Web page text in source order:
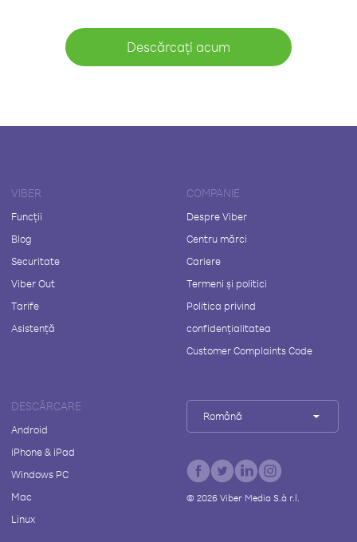
Descărcați acum
VIBER
Funcții
Blog
Securitate
Viber Out
Tarife
Asistență
COMPANIE
Despre Viber
Centru mărci
Cariere
Termeni și politici
Politica privind
confidențialitatea
Customer Complaints Code
DESCĂRCARE
Android
iPhone & iPad
Windows PC
Mac
Linux
Română
© 2026Viber Media S.à r.l.